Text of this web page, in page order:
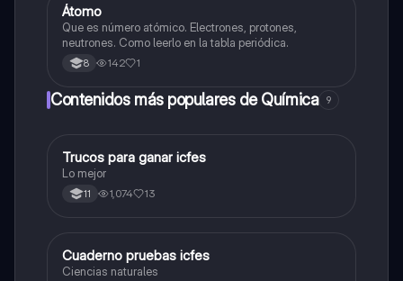
Biologia
Átomo
Que es número atómico. Electrones, protones,
neutrones. Como leerlo en la tabla periódica.
8 142 1
Contenidos más populares de Química 9
Química
Trucos para ganar icfes
Lo mejor
11 1,074 13
Biologia
Cuaderno pruebas icfes
Ciencias naturales